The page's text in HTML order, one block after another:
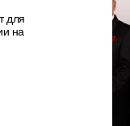
для
на